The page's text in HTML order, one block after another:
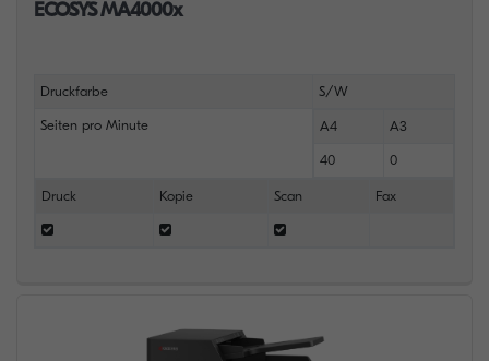
ECOSYS MA4000x
Druckfarbe S/W
Seiten pro Minute A4 A3
40 0
Druck Kopie Scan Fax